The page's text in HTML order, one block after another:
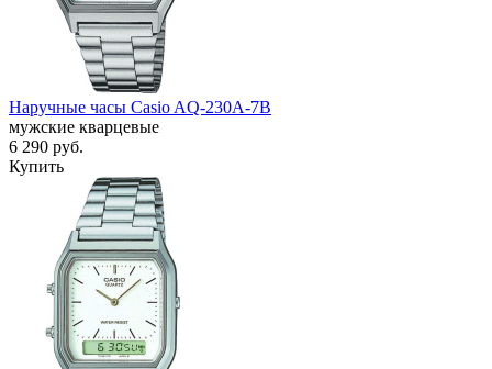
Наручные часы Casio AQ-230A-7B
мужские кварцевые
6 290 руб.
Купить